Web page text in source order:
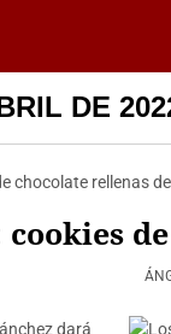
DE
cookies